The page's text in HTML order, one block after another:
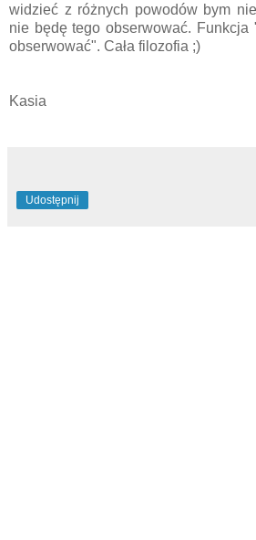
widzieć z różnych powodów bym
nie będę tego obserwować. Funkcja
obserwować". Cała filozofia ;)
Kasia
Udostępnij